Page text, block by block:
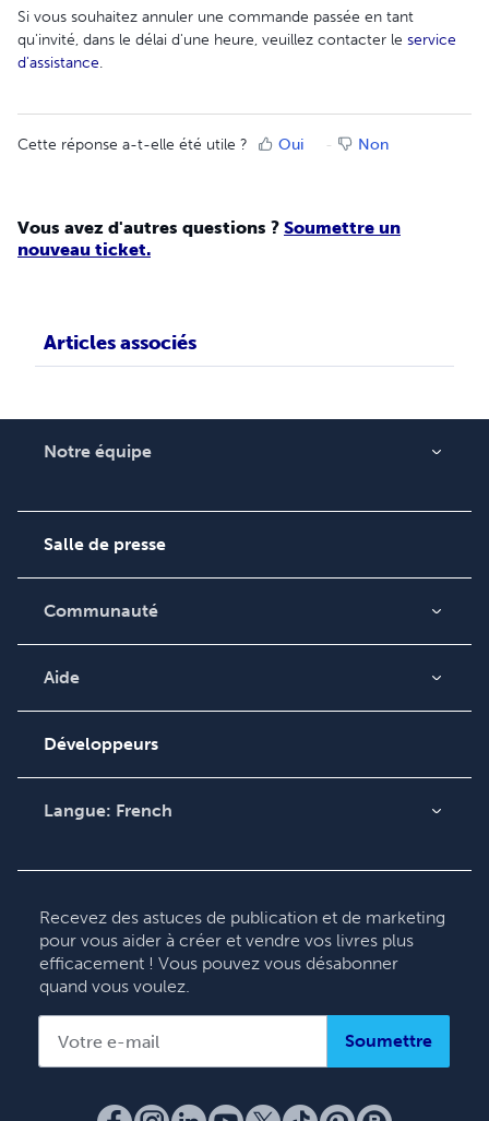
Si vous souhaitez annuler une commande passée en tant
qu'invité, dans le délai d'une heure, veuillez contacter le service
d'assistance.
Cette réponse a-t-elle été utile ? Oui Non
Vous avez d'autres questions ? Soumettre un
nouveau ticket.
Articles associés
Notre équipe
Carrières
Salle de presse
Communauté
Blog
Vidéos
Podcast
Aide
Recherche de
clientèle
Développeurs
Langue: French
Deutsch
Français
Italiano
Español
Recevez des astuces de publication et de marketing
pour vous aider à créer et vendre vos livres plus
efficacement ! Vous pouvez vous désabonner
quand vous voulez.
Soumettre